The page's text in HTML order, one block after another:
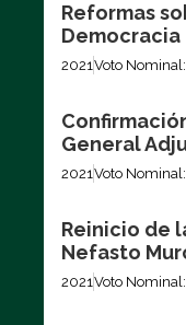
Reformas
Democracia
2021Voto
General
2021Voto
Reinicio de
Nefasto
2021Voto